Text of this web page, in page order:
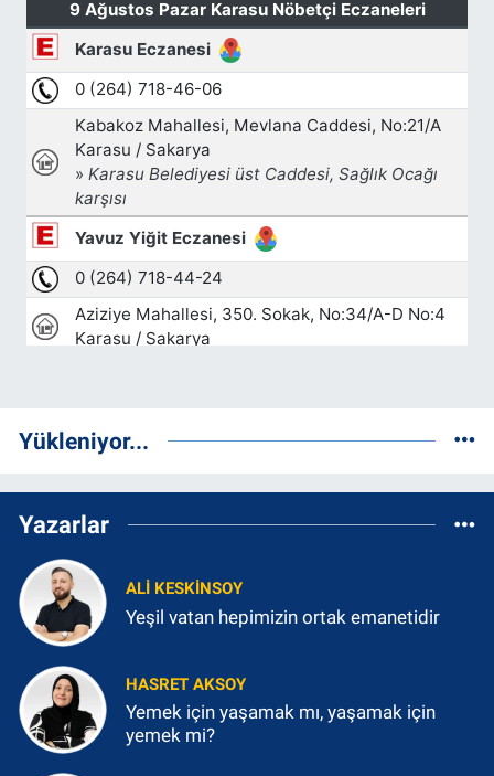
Yükleniyor...
Yazarlar
ALI KESKINSOY
Yeşil vatan hepimizin ortak emanetidir
HASRET AKSOY
Yemek için yaşamak mı, yaşamak için
yemek mi?